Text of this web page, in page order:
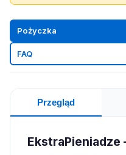
Pożyczka
FAQ
Przegląd